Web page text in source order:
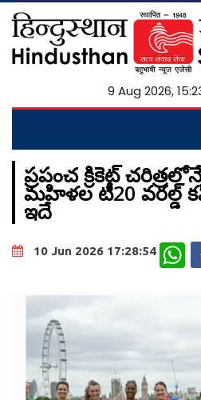
9 Aug 2026,
ప్రపంచ క్రికెట్
మహిళల టీ20 వరల్డ్
ఇదే
10 Jun 2026 17:28:54